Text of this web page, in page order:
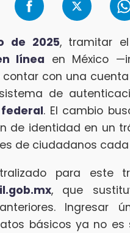
de 2025, tramitar el
línea en México
contar con una
de
. El cambio
de identidad en un
de ciudadanos
para este
, que
Ingresar
básicos ya no es